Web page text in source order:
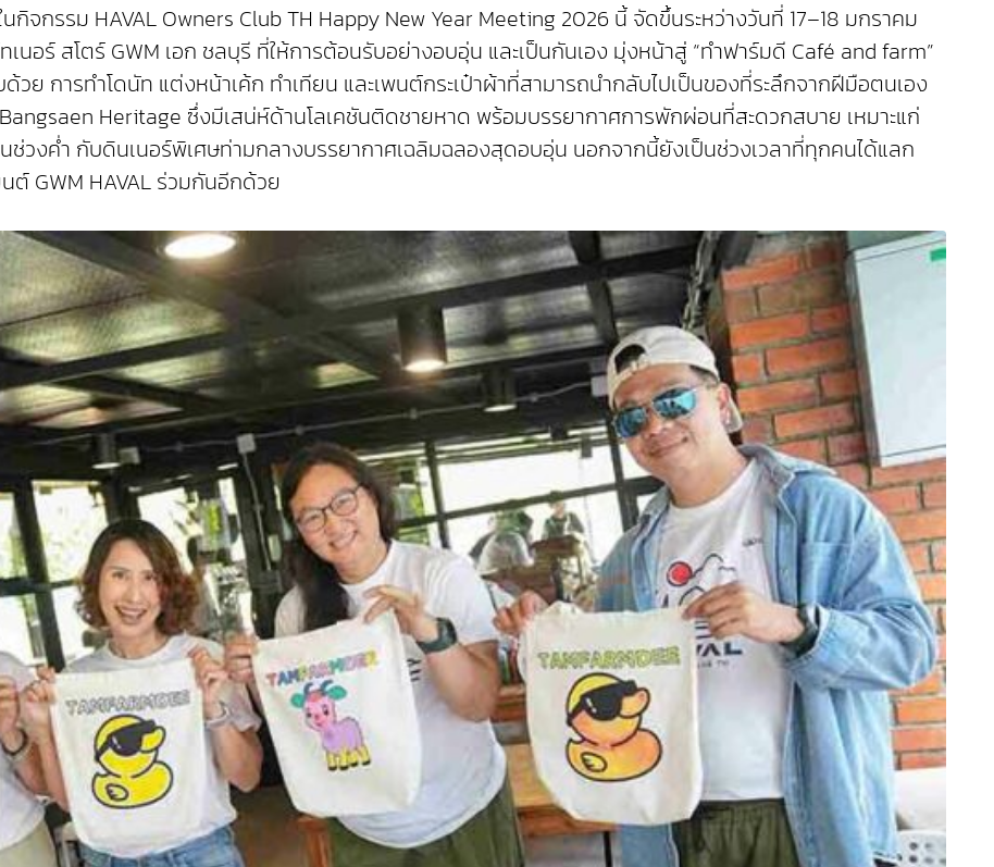
จกรรม HAVAL Owners Club TH Happy New Year Meeting 2026 นี้ จัดขึ้นระหว่างวันที่ 17–18 มกราคม
อร์ สโตร์ GWM เอก ชลบุรี ที่ให้การต้อนรับอย่างอบอุ่น และเป็นกันเอง มุ่งหน้าสู่ “ทำฟาร์มดี Café and farm”
ย การทำโดนัท แต่งหน้าเค้ก ทำเทียน และเพนต์กระเป๋าผ้าที่สามารถนำกลับไปเป็นของที่ระลึกจากฝีมือตนเอง
Heritage ซึ่งมีเสน่ห์ด้านโลเคชันติดชายหาด พร้อมบรรยากาศการพักผ่อนที่สะดวกสบาย เหมาะแก่
ช่วงค่ำ กับดินเนอร์พิเศษท่ามกลางบรรยากาศเฉลิมฉลองสุดอบอุ่น นอกจากนี้ยังเป็นช่วงเวลาที่ทุกคนได้แลก
GWM HAVAL ร่วมกันอีกด้วย